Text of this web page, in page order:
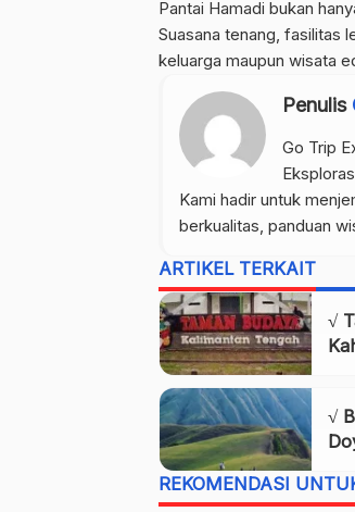
Pantai Hamadi bukan
Suasana tenang, fasilitas
keluarga maupun wisata
Penulis
Go Trip
Kami hadir untuk
berkualitas, panduan
ARTIKEL TERKAIT
√
√
REKOMENDASI